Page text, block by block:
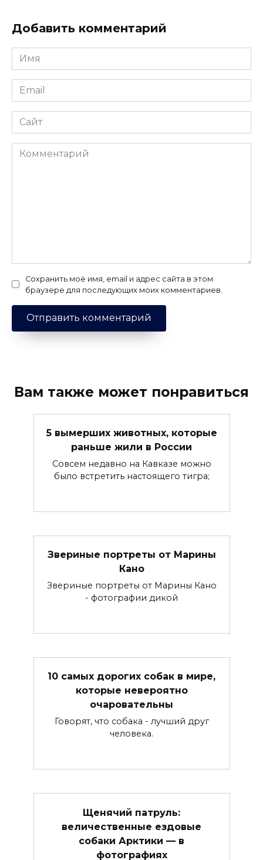
Добавить комментарий
Имя
*
Email
*
Сайт
Комментарий
Сохранить моё имя, email и адрес сайта в этом
браузере для последующих моих комментариев.
Вам также может понравиться
5 вымерших животных, которые
раньше жили в России
Совсем недавно на Кавказе можно
было встретить настоящего тигра;
Звериные портреты от Марины
Кано
Звериные портреты от Марины Кано
- фотографии дикой
10 самых дорогих собак в мире,
которые невероятно
очаровательны
Говорят, что собака - лучший друг
человека.
Щенячий патруль:
величественные ездовые
собаки Арктики — в
фотографиях